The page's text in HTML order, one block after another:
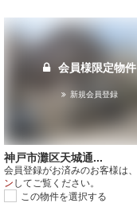
会員様限定物件
新規会員登録
神戸市灘区天城通...
会員登録がお済みのお客様は、
ン してご覧ください。
この物件を選択する